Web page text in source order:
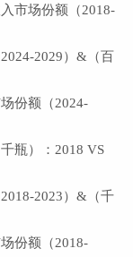
市场份额（2018-
2029）&（百
份额（2024-
瓶）：2018 VS
2023）&（千
份额（2018-